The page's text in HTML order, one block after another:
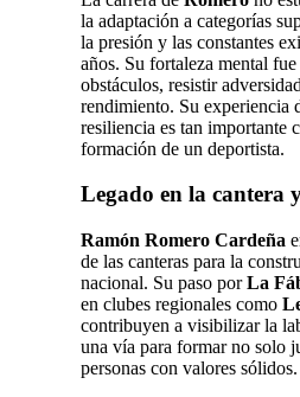
la adaptación a categorías
la presión y las constantes
años. Su fortaleza mental
obstáculos, resistir
rendimiento. Su experiencia
resiliencia es tan importante
formación de un deportista.
Legado en la cantera
Ramón Romero Cardeña
de las canteras para la
nacional. Su paso porLa
en clubes regionales como
contribuyen a visibilizar la
una vía para formar no solo
personas con valores sólidos.